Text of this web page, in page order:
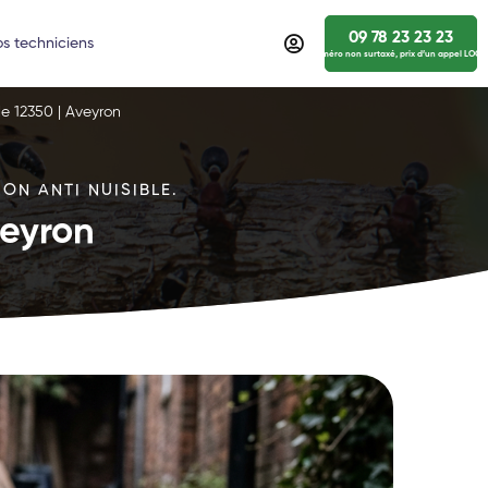
techniciens 09 78 23 23 23
numéro non surtaxé, prix d’un appel
12350 | Aveyron
ANTI NUISIBLE.